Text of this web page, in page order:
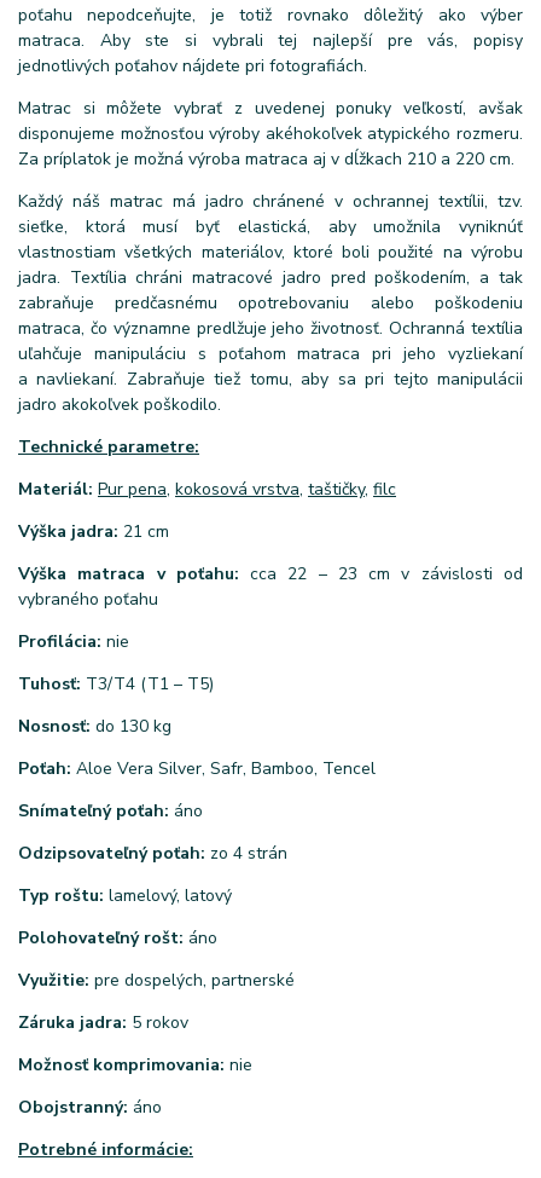
poťahu nepodceňujte, je totiž rovnako dôležitý ako výber
matraca. Aby ste si vybrali tej najlepší pre vás, popisy
jednotlivých poťahov nájdete pri fotografiách.
Matrac si môžete vybrať z uvedenej ponuky veľkostí, avšak
disponujeme možnosťou výroby akéhokoľvek atypického rozmeru.
Za príplatok je možná výroba matraca aj v dĺžkach 210 a 220 cm.
Každý náš matrac má jadro chránené v ochrannej textílii, tzv.
sieťke, ktorá musí byť elastická, aby umožnila vyniknúť
vlastnostiam všetkých materiálov, ktoré boli použité na výrobu
jadra. Textília chráni matracové jadro pred poškodením, a tak
zabraňuje predčasnému opotrebovaniu alebo poškodeniu
matraca, čo významne predlžuje jeho životnosť. Ochranná textília
uľahčuje manipuláciu s poťahom matraca pri jeho vyzliekaní
a navliekaní. Zabraňuje tiež tomu, aby sa pri tejto manipulácii
jadro akokoľvek poškodilo.
Technické parametre:
Materiál: Pur pena, kokosová vrstva, taštičky, filc
Výška jadra: 21 cm
Výška matraca v poťahu: cca 22 – 23 cm v závislosti od
vybraného poťahu
Profilácia: nie
Tuhosť: T3/T4 (T1 – T5)
Nosnosť: do 130 kg
Poťah: Aloe Vera Silver, Safr, Bamboo, Tencel
Snímateľný poťah: áno
Odzipsovateľný poťah: zo 4 strán
Typ roštu: lamelový, latový
Polohovateľný rošt: áno
Využitie: pre dospelých, partnerské
Záruka jadra: 5 rokov
Možnosť komprimovania: nie
Obojstranný: áno
Potrebné informácie: